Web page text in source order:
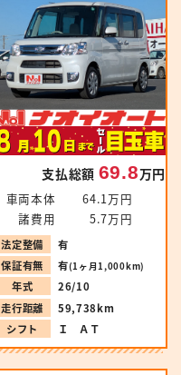
支払総額 69.8万円
車両本体
64.1万円
諸費用
5.7万円
法定整備
有
保証有無
有(1ヶ月1,000km)
年式
26/10
走行距離
59,738km
シフト
Ｉ ＡＴ